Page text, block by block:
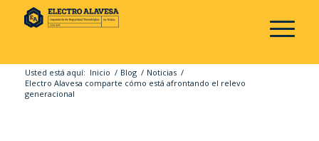
Usted está aquí: Inicio / Blog / Noticias /
Electro Alavesa comparte cómo está afrontando el relevo
generacional